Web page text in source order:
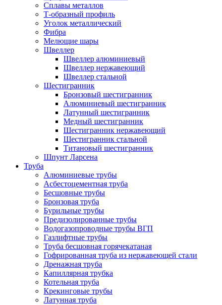
Сплавы металлов
Т-образный профиль
Уголок металлический
Фибра
Мелющие шары
Швеллер
Швеллер алюминиевый
Швеллер нержавеющий
Швеллер стальной
Шестигранник
Бронзовый шестигранник
Алюминиевый шестигранник
Латунный шестигранник
Медный шестигранник
Шестигранник нержавеющий
Шестигранник стальной
Титановый шестигранник
Шпунт Ларсена
Труба
Алюминиевые трубы
Асбестоцементная труба
Бесшовные трубы
Бронзовая труба
Бурильные трубы
Предизолированные трубы
Водогазопроводные трубы ВГП
Газлифтные трубы
Труба бесшовная горячекатаная
Гофрированная труба из нержавеющей стали
Дренажная труба
Капиллярная трубка
Котельная труба
Крекинговые трубы
Латунная труба